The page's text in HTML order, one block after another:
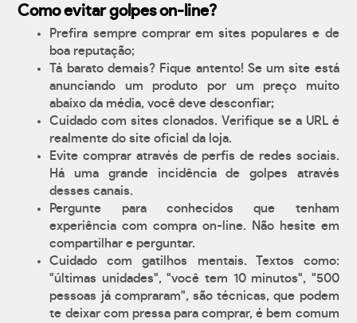
Como evitar golpes on-line?
Prefira sempre comprar em sites populares e de
boa reputação;
Tá barato demais? Fique antento! Se um site está
anunciando um produto por um preço muito
abaixo da média, você deve desconfiar;
Cuidado com sites clonados. Verifique se a URL é
realmente do site oficial da loja.
Evite comprar através de perfis de redes sociais.
Há uma grande incidência de golpes através
desses canais.
Pergunte para conhecidos que tenham
experiência com compra on-line. Não hesite em
compartilhar e perguntar.
Cuidado com gatilhos mentais. Textos como:
"últimas unidades", "você tem 10 minutos", "500
pessoas já compraram", são técnicas, que podem
te deixar com pressa para comprar, é bem comum